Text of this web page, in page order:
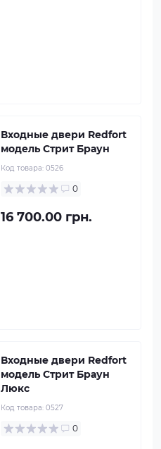
Входные двери Redfort
модель Стрит Браун
Код товара: 0526
0
16 700.00 грн.
Входные двери Redfort
модель Стрит Браун
Люкс
Код товара: 0527
0